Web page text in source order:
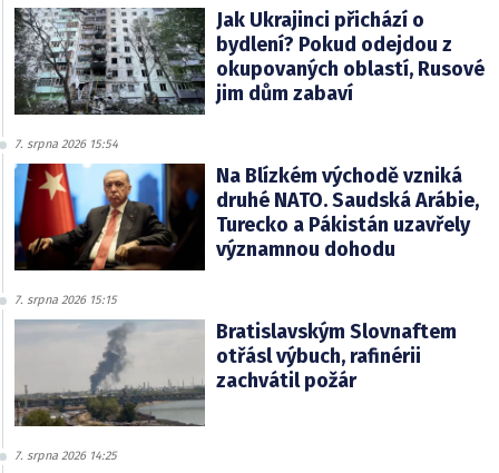
Jak Ukrajinci přichází o
bydlení? Pokud odejdou z
okupovaných oblastí, Rusové
jim dům zabaví
7. srpna 2026 15:54
Na Blízkém východě vzniká
druhé NATO. Saudská Arábie,
Turecko a Pákistán uzavřely
významnou dohodu
7. srpna 2026 15:15
Bratislavským Slovnaftem
otřásl výbuch, rafinérii
zachvátil požár
7. srpna 2026 14:25